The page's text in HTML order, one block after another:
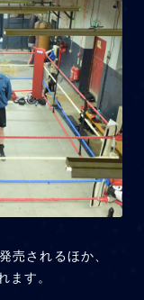
売されるほか、
ます。